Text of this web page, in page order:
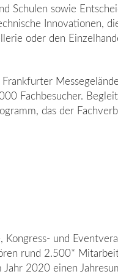
Schulen sowie
Innovationen,
oder den
Fachbesucher.
das der
und
rund 2.500*
Jahr 2020 einen